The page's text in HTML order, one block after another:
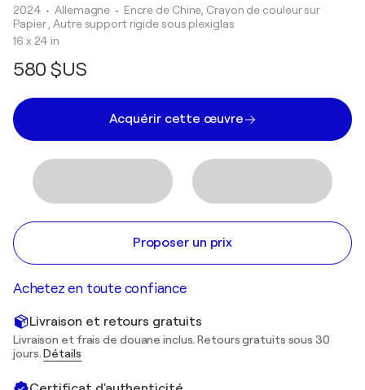
2024 • Allemagne • Encre de Chine, Crayon de couleur sur
Papier , Autre support rigide sous plexiglas
16 x 24 in
580 $US
Acquérir cette œuvre
Proposer un prix
Achetez en toute confiance
Livraison et retours gratuits
Livraison et frais de douane inclus. Retours gratuits sous 30
jours.Détails